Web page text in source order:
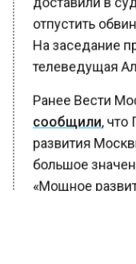
отпустить
На заседание
телеведущая
Ранее Вести
сообщили, что
развития
большое
«Мощное